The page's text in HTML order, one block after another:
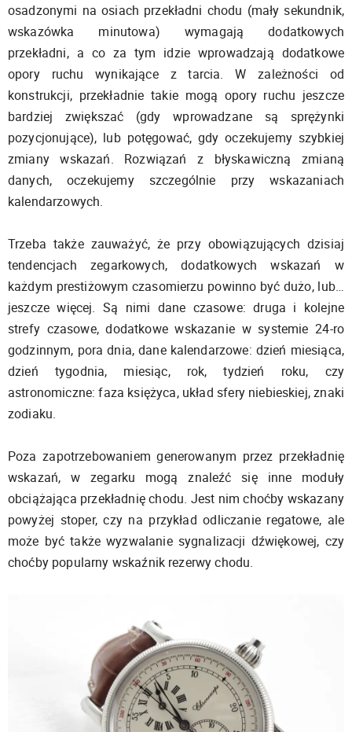
osadzonymi na osiach przekładni chodu (mały sekundnik,
wskazówka minutowa) wymagają dodatkowych
przekładni, a co za tym idzie wprowadzają dodatkowe
opory ruchu wynikające z tarcia. W zależności od
konstrukcji, przekładnie takie mogą opory ruchu jeszcze
bardziej zwiększać (gdy wprowadzane są sprężynki
pozycjonujące), lub potęgować, gdy oczekujemy szybkiej
zmiany wskazań. Rozwiązań z błyskawiczną zmianą
danych, oczekujemy szczególnie przy wskazaniach
kalendarzowych.
Trzeba także zauważyć, że przy obowiązujących dzisiaj
tendencjach zegarkowych, dodatkowych wskazań w
każdym prestiżowym czasomierzu powinno być dużo, lub…
jeszcze więcej. Są nimi dane czasowe: druga i kolejne
strefy czasowe, dodatkowe wskazanie w systemie 24-ro
godzinnym, pora dnia, dane kalendarzowe: dzień miesiąca,
dzień tygodnia, miesiąc, rok, tydzień roku, czy
astronomiczne: faza księżyca, układ sfery niebieskiej, znaki
zodiaku.
Poza zapotrzebowaniem generowanym przez przekładnię
wskazań, w zegarku mogą znaleźć się inne moduły
obciążająca przekładnię chodu. Jest nim choćby wskazany
powyżej stoper, czy na przykład odliczanie regatowe, ale
może być także wyzwalanie sygnalizacji dźwiękowej, czy
choćby popularny wskaźnik rezerwy chodu.